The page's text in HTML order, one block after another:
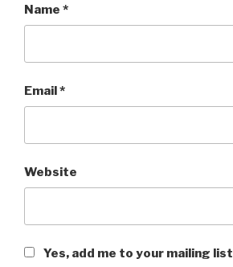
Name *
Email*
Website
Yes, add me to your mailing list